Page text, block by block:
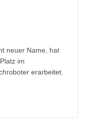
neuer Name, hat
im
erarbeitet.